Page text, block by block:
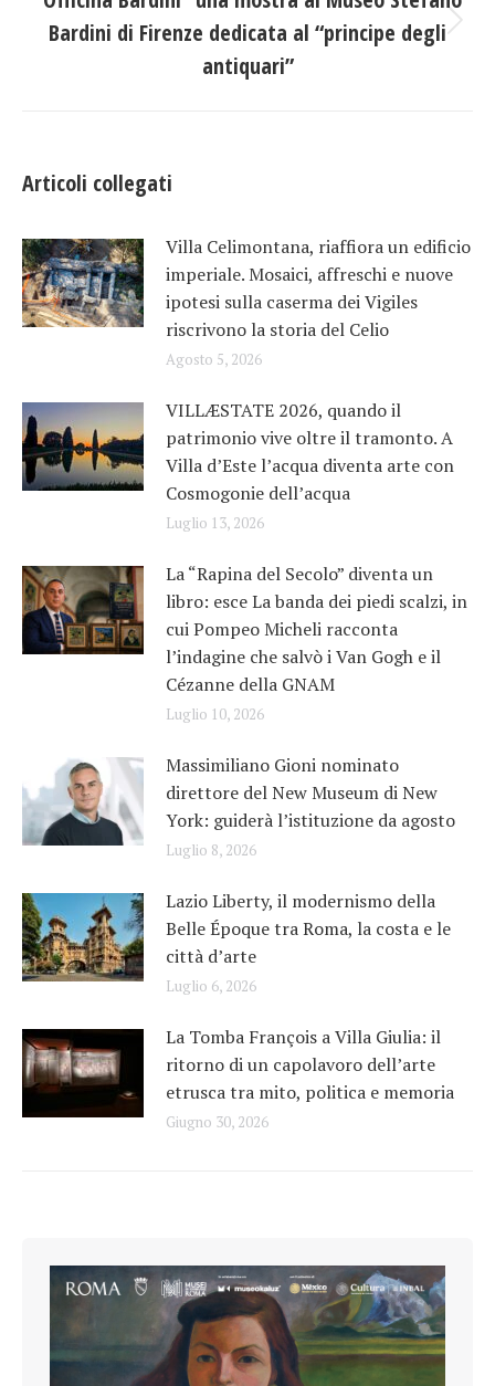
Prossimo
post:
Bardini di Firenze dedicata al “principe degli
antiquari”
Articoli collegati
Villa Celimontana, riaffiora un edificio
imperiale. Mosaici, affreschi e nuove
ipotesi sulla caserma dei Vigiles
riscrivono la storia del Celio
Agosto 5, 2026
VILLÆSTATE 2026, quando il
patrimonio vive oltre il tramonto. A
Villa d’Este l’acqua diventa arte con
Cosmogonie dell’acqua
Luglio 13, 2026
La “Rapina del Secolo” diventa un
libro: esce La banda dei piedi scalzi, in
cui Pompeo Micheli racconta
l’indagine che salvò i Van Gogh e il
Cézanne della GNAM
Luglio 10, 2026
Massimiliano Gioni nominato
direttore del New Museum di New
York: guiderà l’istituzione da agosto
Luglio 8, 2026
Lazio Liberty, il modernismo della
Belle Époque tra Roma, la costa e le
città d’arte
Luglio 6, 2026
La Tomba François a Villa Giulia: il
ritorno di un capolavoro dell’arte
etrusca tra mito, politica e memoria
Giugno 30, 2026